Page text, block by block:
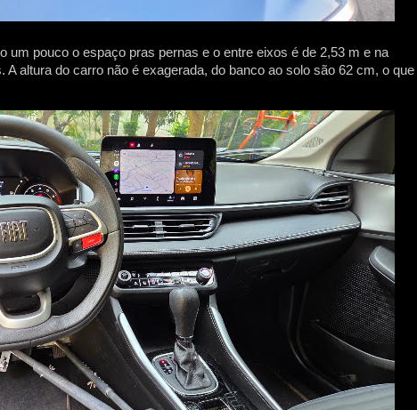
um pouco o espaço pras pernas e o entre eixos é de 2,53 m e na
A altura do carro não é exagerada, do banco ao solo são 62 cm, o que